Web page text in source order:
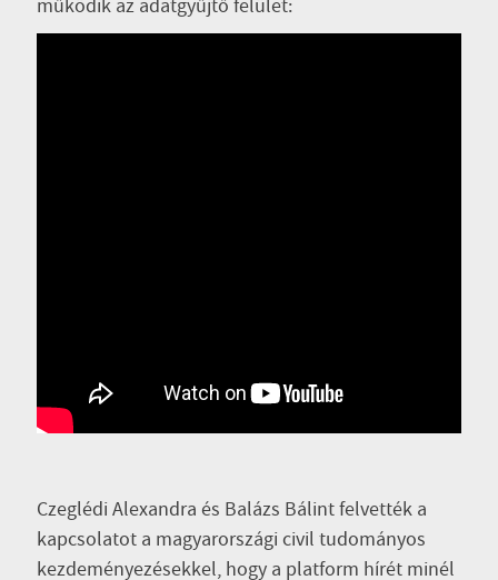
működik az adatgyűjtő felület:
Czeglédi Alexandra és Balázs Bálint felvették a
kapcsolatot a magyarországi civil tudományos
kezdeményezésekkel, hogy a platform hírét minél